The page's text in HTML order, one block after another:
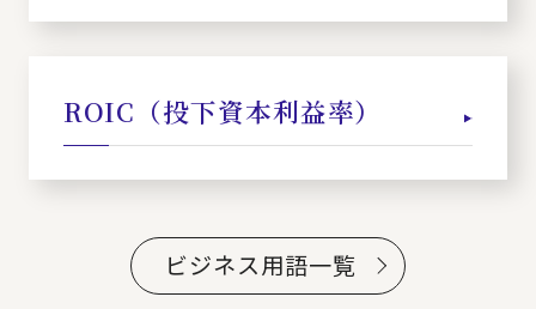
ROIC（投下資本利益率）
ビジネス用語一覧